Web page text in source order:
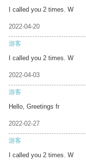
I called you 2 times. W
2022-04-20
游客
I called you 2 times. W
2022-04-03
游客
Hello, Greetings fr
2022-02-27
游客
I called you 2 times. W